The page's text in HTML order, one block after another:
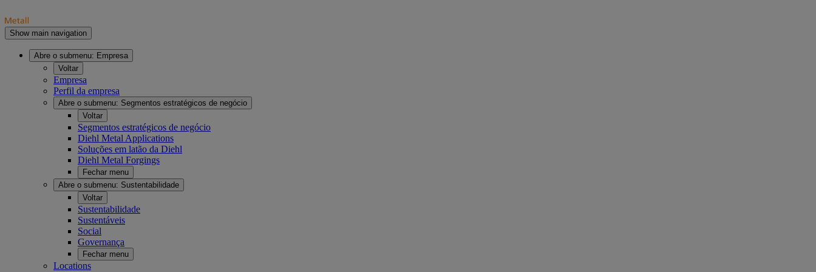
Show main navigation
Abre o submenu: Empresa
Voltar
Empresa
Perfil da empresa
Abre o submenu: Segmentos estratégicos de negócio
Voltar
Segmentos estratégicos de negócio
Diehl Metal Applications
Soluções em latão da Diehl
Diehl Metal Forgings
Fechar menu
Abre o submenu: Sustentabilidade
Voltar
Sustentabilidade
Sustentáveis
Social
Governança
Fechar menu
Locations